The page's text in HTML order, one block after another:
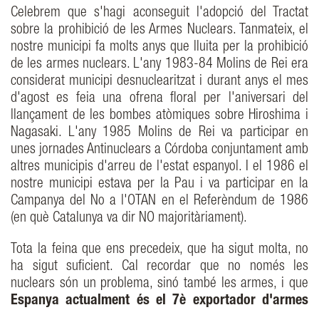
Celebrem que s'hagi aconseguit l'adopció del Tractat
sobre la prohibició de les Armes Nuclears. Tanmateix, el
nostre municipi fa molts anys que lluita per la prohibició
de les armes nuclears. L'any 1983-84 Molins de Rei era
considerat municipi desnuclearitzat i durant anys el mes
d'agost es feia una ofrena floral per l'aniversari del
llançament de les bombes atòmiques sobre Hiroshima i
Nagasaki. L'any 1985 Molins de Rei va participar en
unes jornades Antinuclears a Córdoba conjuntament amb
altres municipis d'arreu de l'estat espanyol. I el 1986 el
nostre municipi estava per la Pau i va participar en la
Campanya del No a l'OTAN en el Referèndum de 1986
(en què Catalunya va dir NO majoritàriament).
Tota la feina que ens precedeix, que ha sigut molta, no
ha sigut suficient. Cal recordar que no només les
nuclears són un problema, sinó també les armes, i que
Espanya actualment és el 7è exportador d'armes